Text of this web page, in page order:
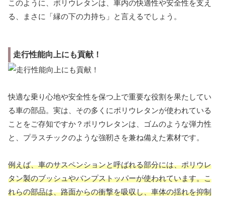
このように、ポリウレタンは、車内の快適性や安全性を支え
る、まさに「縁の下の力持ち」と言えるでしょう。
走行性能向上にも貢献！
快適な乗り心地や安全性を保つ上で重要な役割を果たしてい
る車の部品。実は、その多くにポリウレタンが使われている
ことをご存知ですか？ポリウレタンは、ゴムのような弾力性
と、プラスチックのような強靭さを兼ね備えた素材です。
例えば、車のサスペンションと呼ばれる部分には、ポリウレ
タン製のブッシュやバンプストッパーが使われています。こ
れらの部品は、路面からの衝撃を吸収し、車体の揺れを抑制